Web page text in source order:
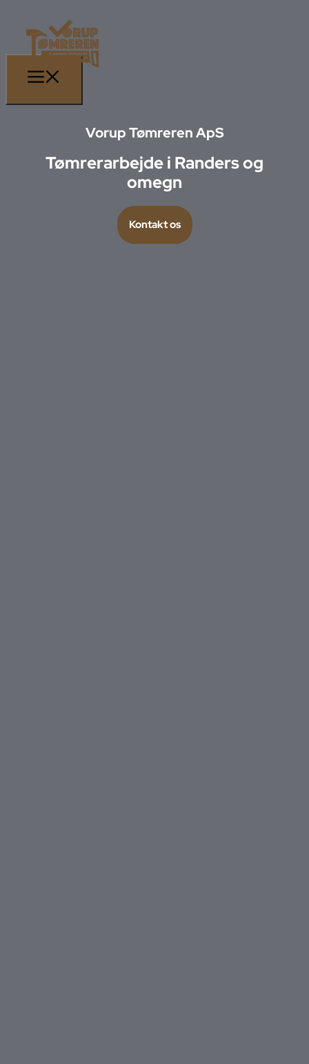
Vorup Tømreren ApS
Tømrerarbejde i Randers og
omegn
Kontakt os